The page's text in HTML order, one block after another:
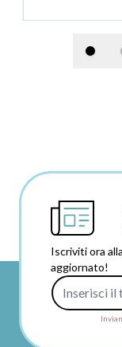
Iscriviti ora
aggiornato!